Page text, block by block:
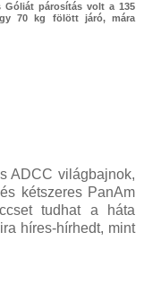
Góliát párosítás volt a 135
70 kg fölött járó, mára
ADCC világbajnok,
kétszeres PanAm
tudhat a háta
híres-hírhedt, mint